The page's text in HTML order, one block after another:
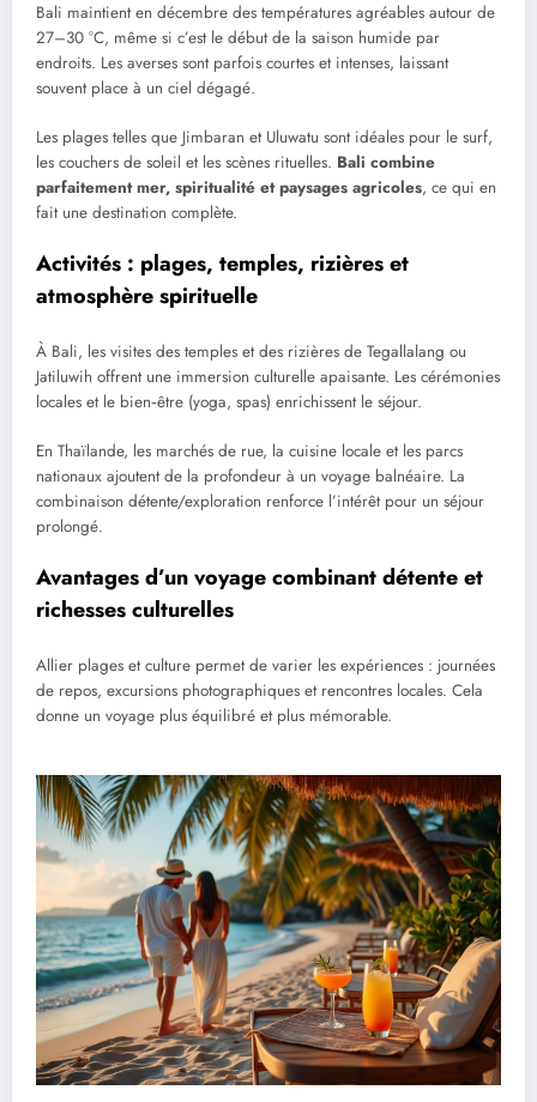
Bali maintient en décembre des températures agréables autour de
27–30 °C, même si c’est le début de la saison humide par
endroits. Les averses sont parfois courtes et intenses, laissant
souvent place à un ciel dégagé.
Les plages telles que Jimbaran et Uluwatu sont idéales pour le surf,
les couchers de soleil et les scènes rituelles. Bali combine
parfaitement mer, spiritualité et paysages agricoles, ce qui en
fait une destination complète.
Activités : plages, temples, rizières et
atmosphère spirituelle
À Bali, les visites des temples et des rizières de Tegallalang ou
Jatiluwih offrent une immersion culturelle apaisante. Les cérémonies
locales et le bien‑être (yoga, spas) enrichissent le séjour.
En Thaïlande, les marchés de rue, la cuisine locale et les parcs
nationaux ajoutent de la profondeur à un voyage balnéaire. La
combinaison détente/exploration renforce l’intérêt pour un séjour
prolongé.
Avantages d’un voyage combinant détente et
richesses culturelles
Allier plages et culture permet de varier les expériences : journées
de repos, excursions photographiques et rencontres locales. Cela
donne un voyage plus équilibré et plus mémorable.